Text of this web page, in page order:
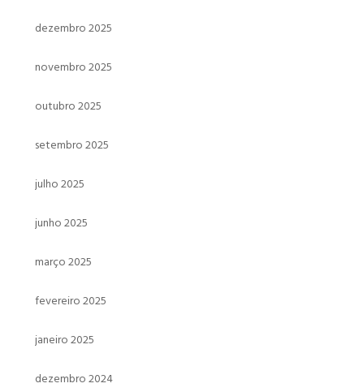
dezembro 2025
novembro 2025
outubro 2025
setembro 2025
julho 2025
junho 2025
março 2025
fevereiro 2025
janeiro 2025
dezembro 2024